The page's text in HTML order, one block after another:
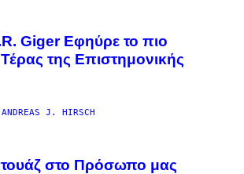
Giger Εφηύρε το πιο
της Επιστημονικής
ANDREAS J. HIRSCH
στο Πρόσωπο μας